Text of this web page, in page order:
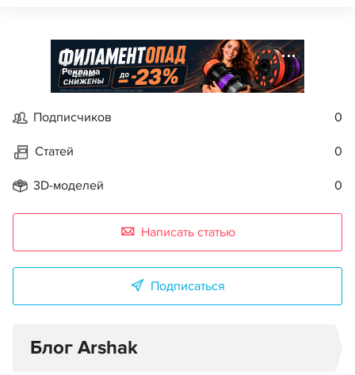
Реклама
Подписчиков 0
Статей 0
3D-моделей 0
Написать статью
Подписаться
Блог Arshak